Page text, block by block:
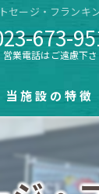
セージ・フラン
673-
営業電話はご遠慮下
当施設の特徴
小顔